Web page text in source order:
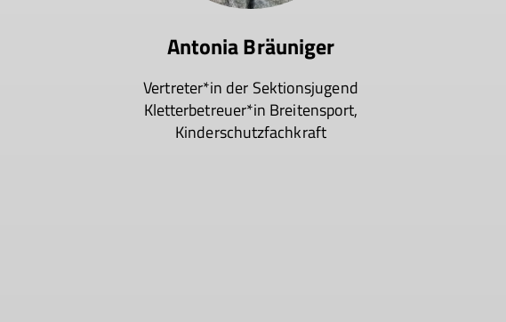
Antonia Bräuniger
Vertreter*in der Sektionsjugend
Kletterbetreuer*in Breitensport,
Kinderschutzfachkraft